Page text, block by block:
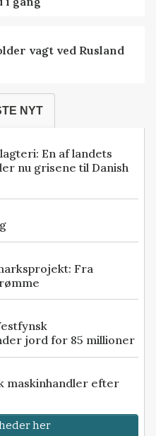
vagt ved Rusland
NYT
En af landets
nu grisene til Danish
Fra
jord for 85 millioner
maskinhandler efter
her